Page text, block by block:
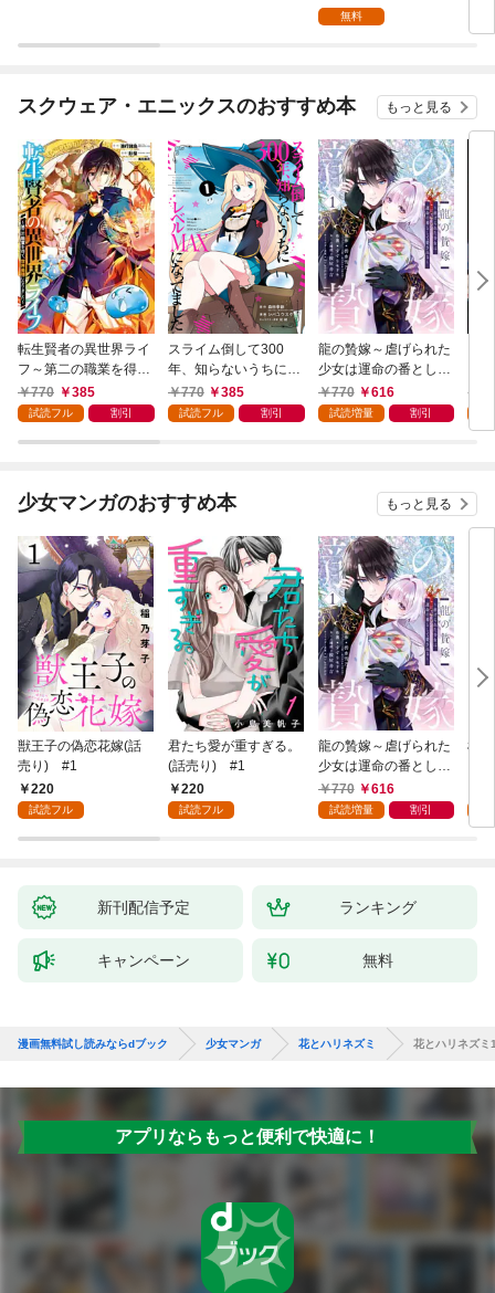
お試し版-
無料
スクウェア・エニックスのおすすめ本 もっと見る
転生賢者の異世界ライ
フ～第二の職業を得
て、世界最強になりま
した～ 1巻
770 385
試読フル 割引
スライム倒して300
年、知らないうちにレ
ベルMAXになってまし
た 1巻
770 385
試読フル 割引
龍の贄嫁～虐げられた
少女は運命の番として
愛される～ 1巻
770 616
試読増量 割引
少女マンガのおすすめ本 もっと見る
獣王子の偽恋花嫁(話
売り) #1
220
試読フル
君たち愛が重すぎる。
(話売り) #1
220
試読フル
龍の贄嫁～虐げられた
少女は運命の番として
愛される～ 1巻
770 616
試読増量 割引
桜
新刊配信予定 ランキング
キャンペーン 無料
漫画無料試し読みならdブック 少女マンガ 花とハリネズミ 花とハリネズミ
アプリならもっと便利で快適に！